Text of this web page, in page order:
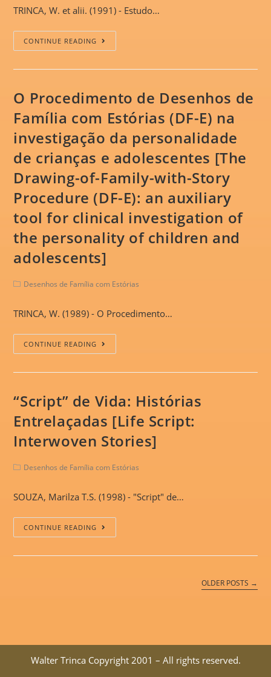
TRINCA, W. et alii. (1991) - Estudo…
CONTINUE READING
O Procedimento de Desenhos de
Família com Estórias (DF-E) na
investigação da personalidade
de crianças e adolescentes [The
Drawing-of-Family-with-Story
Procedure (DF-E): an auxiliary
tool for clinical investigation of
the personality of children and
adolescents]
Desenhos de Família com Estórias
TRINCA, W. (1989) - O Procedimento…
CONTINUE READING
“Script” de Vida: Histórias
Entrelaçadas [Life Script:
Interwoven Stories]
Desenhos de Família com Estórias
SOUZA, Marilza T.S. (1998) - "Script" de…
CONTINUE READING
OLDER POSTS →
Walter Trinca Copyright 2001 – All rights reserved.